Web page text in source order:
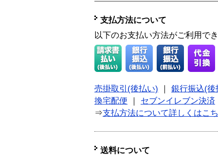
支払方法について
以下のお支払い方法がご利用で
売掛取引(後払い)
銀行振込(後
換宅配便
セブンイレブン決済
⇒支払方法について詳しくはこ
送料について